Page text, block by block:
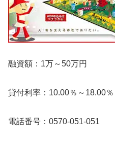
融資額：1万～50万円
貸付利率：10.00％～18.00％
電話番号：0570-051-051